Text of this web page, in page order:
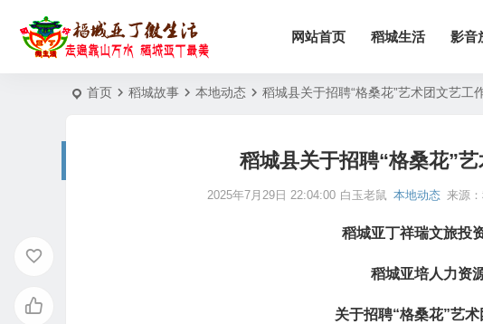
网站首页 稻城生活 影音
首页 稻城故事 本地动态 稻城县关于招聘“格桑花”艺术团文艺工
稻城县关于招聘“格桑花”
2025年7月29日 22:04:00 白玉老鼠 本地动态 来源：
稻城亚丁祥瑞文旅投
稻城亚培人力资
关于招聘“格桑花”艺